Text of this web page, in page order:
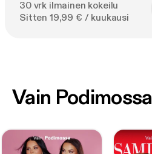
30 vrk ilmainen kokeilu
Sitten 19,99 € / kuukausi
Vain Podimossa